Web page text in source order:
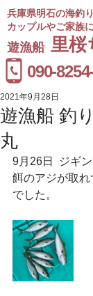
兵庫県明石の海釣
カップルやご家族
090-
遊漁船 里桜
遊漁船 釣
丸
2021年9月28日
9月26日  ジギ
餌のアジが取
でした。